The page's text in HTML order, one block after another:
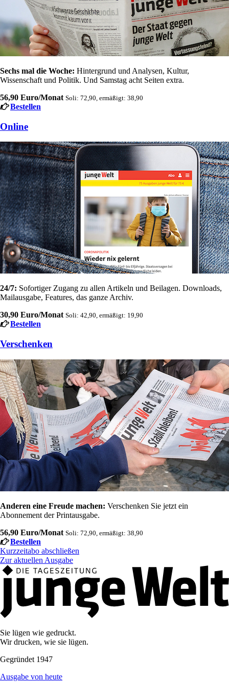
Sechs mal die Woche: Hintergrund und Analysen, Kultur,
Wissenschaft und Politik. Und Samstag acht Seiten extra.
56,90 Euro/Monat Soli: 72,90, ermäßigt: 38,90
Bestellen
Online
24/7: Sofortiger Zugang zu allen Artikeln und Beilagen. Downloads,
Mailausgabe, Features, das ganze Archiv.
30,90 Euro/Monat Soli: 42,90, ermäßigt: 19,90
Bestellen
Verschenken
Anderen eine Freude machen: Verschenken Sie jetzt ein
Abonnement der Printausgabe.
56,90 Euro/Monat Soli: 72,90, ermäßigt: 38,90
Bestellen
Kurzzeitabo abschließen
Zur aktuellen Ausgabe
Sie lügen wie gedruckt.
Wir drucken, wie sie lügen.
Gegründet 1947
Ausgabe von heute